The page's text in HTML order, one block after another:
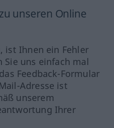
unseren Online
ist Ihnen ein Fehler
uns einfach mal
Feedback-Formular
Adresse ist
unserem
Ihrer